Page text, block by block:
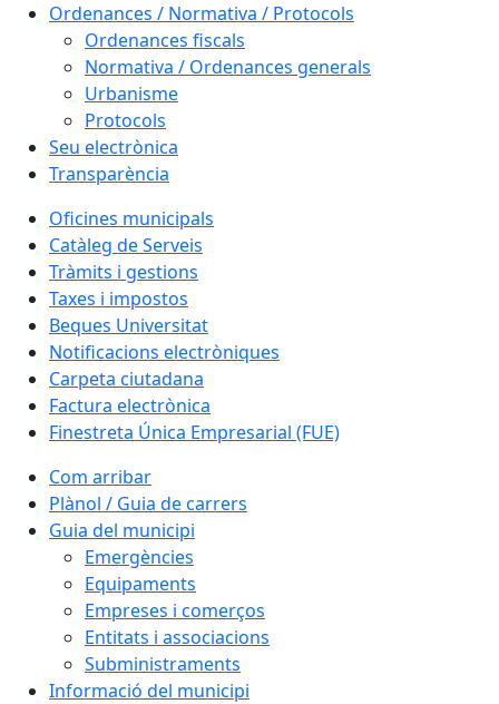
Ordenances / Normativa / Protocols
Ordenances fiscals
Normativa / Ordenances generals
Urbanisme
Protocols
Seu electrònica
Transparència
Oficines municipals
Catàleg de Serveis
Tràmits i gestions
Taxes i impostos
Beques Universitat
Notificacions electròniques
Carpeta ciutadana
Factura electrònica
Finestreta Única Empresarial (FUE)
Com arribar
Plànol / Guia de carrers
Guia del municipi
Emergències
Equipaments
Empreses i comerços
Entitats i associacions
Subministraments
Informació del municipi